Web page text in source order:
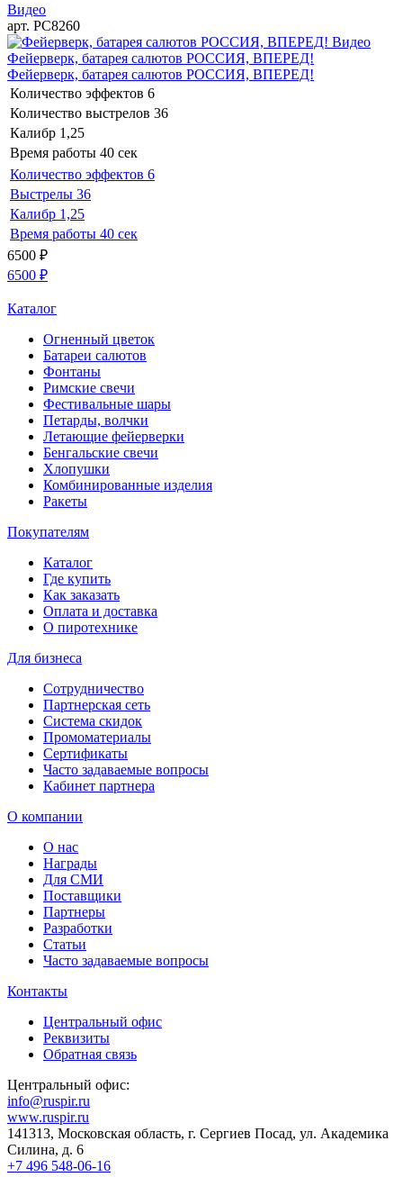
Видео
арт. РС8260
Видео
Фейерверк, батарея салютов РОССИЯ, ВПЕРЕД!
Фейерверк, батарея салютов РОССИЯ, ВПЕРЕД!
Количество эффектов 6
Количество выстрелов 36
Калибр 1,25
Время работы 40 сек
Количество эффектов 6
Выстрелы 36
Калибр 1,25
Время работы 40 сек
6500 ₽
6500 ₽
Каталог
Огненный цветок
Батареи салютов
Фонтаны
Римские свечи
Фестивальные шары
Петарды, волчки
Летающие фейерверки
Бенгальские свечи
Хлопушки
Комбинированные изделия
Ракеты
Покупателям
Каталог
Где купить
Как заказать
Оплата и доставка
О пиротехнике
Для бизнеса
Сотрудничество
Партнерская сеть
Система скидок
Промоматериалы
Сертификаты
Часто задаваемые вопросы
Кабинет партнера
О компании
О нас
Награды
Для СМИ
Поставщики
Партнеры
Разработки
Статьи
Часто задаваемые вопросы
Контакты
Центральный офис
Реквизиты
Обратная связь
Центральный офис:
info@ruspir.ru
www.ruspir.ru
141313, Московская область, г. Сергиев Посад, ул. Академика
Силина, д. 6
+7 496 548-06-16